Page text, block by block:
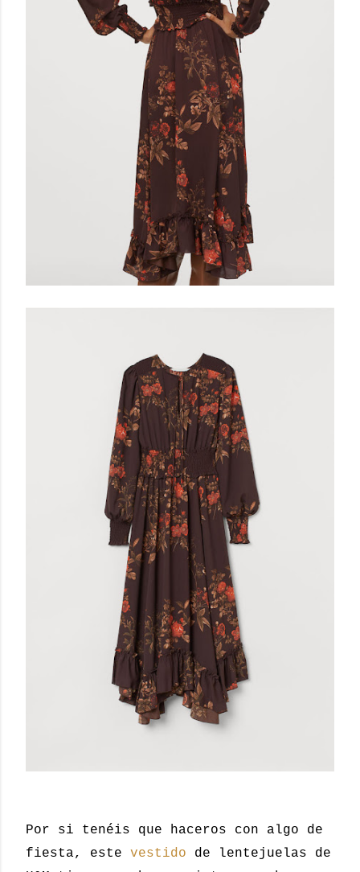
Por si tenéis que haceros con algo de
fiesta, este vestido de lentejuelas de